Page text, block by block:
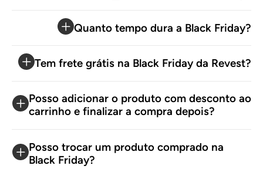
Quanto tempo dura a Black Friday?
Tem frete grátis na Black Friday da Revest?
Posso adicionar o produto com desconto ao
carrinho e finalizar a compra depois?
Posso trocar um produto comprado na
Black Friday?